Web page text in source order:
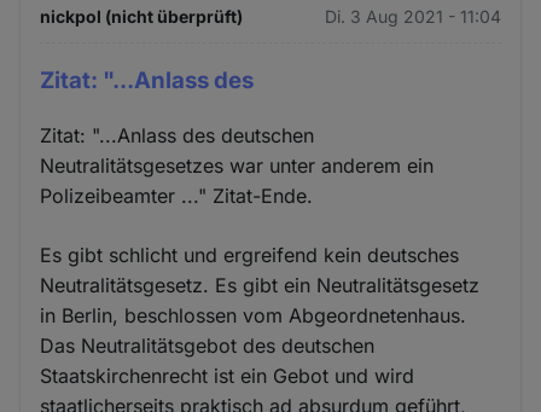
nickpol (nicht überprüft) Di. 3 Aug 2021 - 11:04
Zitat: "...Anlass des
Zitat: "...Anlass des deutschen
Neutralitätsgesetzes war unter anderem ein
Polizeibeamter ..." Zitat-Ende.
Es gibt schlicht und ergreifend kein deutsches
Neutralitätsgesetz. Es gibt ein Neutralitätsgesetz
in Berlin, beschlossen vom Abgeordnetenhaus.
Das Neutralitätsgebot des deutschen
Staatskirchenrecht ist ein Gebot und wird
staatlicherseits praktisch ad absurdum geführt,